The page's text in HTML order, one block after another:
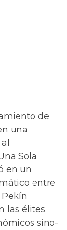
de
una
Sola
en un
entre
las élites
sino-